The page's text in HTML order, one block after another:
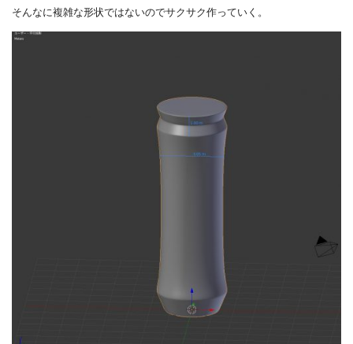
そんなに複雑な形状ではないのでサクサク作っていく。